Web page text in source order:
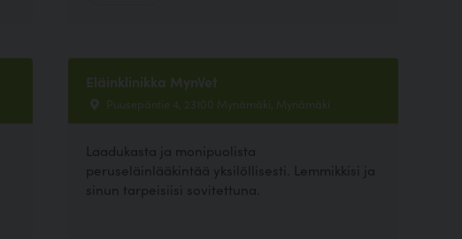
Eläinklinikka MynVet
Puusepäntie 4, 23100 Mynämäki, Mynämäki
Laadukasta ja monipuolista
peruseläinlääkintää yksilöllisesti. Lemmikkisi ja
sinun tarpeisiisi sovitettuna.